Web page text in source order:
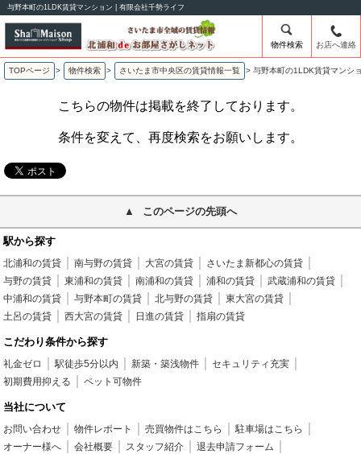
与野本町の1LDK賃貸マンション | 有限会社千勢ライフ
物件検索 お店へ連絡
TOPページ > 物件検索 > さいたま市中央区の賃貸情報一覧 > 与野本町の1LDK賃貸マンシ
こちらの物件は掲載を終了しております。
条件を変えて、再度検索をお願いします。
このページの先頭へ
駅から探す
北浦和の賃貸 南与野の賃貸 大宮の賃貸
さいたま新都心の賃貸
与野の賃貸
東浦和の賃貸 南浦和の賃貸 浦和の賃貸
武蔵浦和の賃貸
中浦和の賃貸
与野本町の賃貸 北与野の賃貸
東大宮の賃貸
土呂の賃貸
西大宮の賃貸 日進の賃貸 指扇の賃貸
こだわり条件から探す
礼金ゼロ 駅徒歩5分以内 新築・築浅物件
セキュリティ充実
初期費用抑える
ペット可物件
当社について
お問い合わせ 物件レポート 売買物件はこちら
駐車場はこちら
オーナー様へ
会社概要 スタッフ紹介
退去申請フォーム